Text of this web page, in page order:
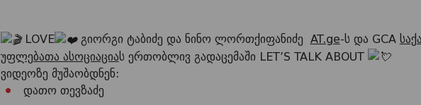
LOVE გიორგი ტაბიძე და ნინო ლორთქიფანიძე AT.ge-ს და GCA
უფლებათა ასოციაციას ერთობლივ გადაცემაში LET’S TALK ABOUT
ვიდეოზე მუშაობდნენ:
დათო თევზაძე